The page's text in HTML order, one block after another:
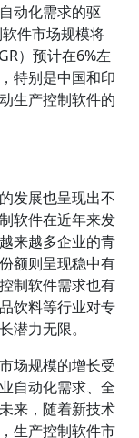
动化需求的驱
件市场规模将
）预计在6%左
特别是中国和印
生产控制软件的
发展也呈现出不
软件在近年来发
来越多企业的青
额则呈现稳中有
制软件需求也有
饮料等行业对专
潜力无限。
场规模的增长受
自动化需求、全
来，随着新技术
生产控制软件市